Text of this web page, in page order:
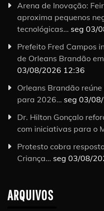
Arena de Inovação:
aproxima pequenos
tecnológicas… seg 03/
Prefeito Fred Campos
de Orleans Brandão
03/08/2026 12:36
Orleans Brandão
para 2026… seg 03/
Dr. Hilton Gonçalo
com iniciativas para o
Protesto cobra
Criança… seg 03/08/
ARQUIVOS